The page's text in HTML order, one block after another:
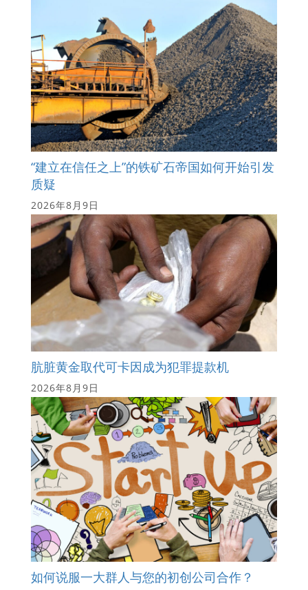
“建立在信任之上”的铁矿石帝国如何开始引发
质疑
2026年8月9日
肮脏黄金取代可卡因成为犯罪提款机
2026年8月9日
如何说服一大群人与您的初创公司合作？